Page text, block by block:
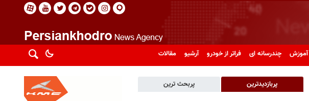
آموزش چندرسانه ای فراتر از خودرو آرشیو مقالات
پربازدیدترین پربحث ترین